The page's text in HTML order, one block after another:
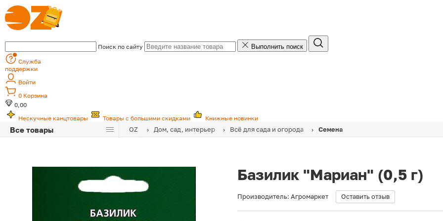
Поиск по сайту
Выполнить поиск
Служба
поддержки
Войти
0 Корзина
0,00
Нескучные канцтовары
Товары с большими скидками Книжные новинки
Все товары OZ Дом, сад, интерьер Всё для сада и огорода Семена
Базилик "Мариан" (0,5 г)
Производитель: Агромаркет Оставить отзыв